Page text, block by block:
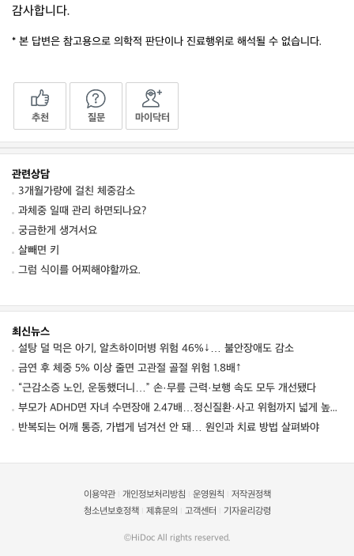
감사합니다.
* 본 답변은 참고용으로 의학적 판단이나 진료행위로 해석될 수 없습니다.
추천 질문 마이닥터
관련상담
3개월가량에 걸친 체중감소
과체중 일때 관리 하면되나요?
궁금한게 생겨서요
살빼면 키
그럼 식이를 어찌해야할까요.
최신뉴스
설탕 덜 먹은 아기, 알츠하이머병 위험 46%↓… 불안장애도 감소
금연 후 체중 5% 이상 줄면 고관절 골절 위험 1.8배↑
“근감소증 노인, 운동했더니…” 손·무릎 근력·보행 속도 모두 개선됐다
부모가 ADHD면 자녀 수면장애 2.47배…정신질환·사고 위험까지 넓게 높였다
반복되는 어깨 통증, 가볍게 넘겨선 안 돼… 원인과 치료 방법 살펴봐야
이용약관 개인정보처리방침 운영원칙
저작권정책
청소년보호정책
제휴문의 고객센터 기자윤리강령
©HiDoc All rights reserved.